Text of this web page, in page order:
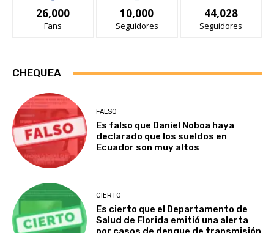
26,000
Fans
10,000
Seguidores
44,028
Seguidores
CHEQUEA
FALSO
Es falso que Daniel Noboa haya
declarado que los sueldos en
Ecuador son muy altos
CIERTO
Es cierto que el Departamento de
Salud de Florida emitió una alerta